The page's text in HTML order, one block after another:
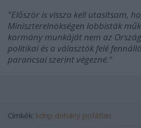
"Először is vissza kell utasítsam,
Miniszterelnökségen lobbisták
kormány munkáját nem az
politikai és a választók felé
parancsai szerint végezné."
Címkék: kdnp dohány pofátlan